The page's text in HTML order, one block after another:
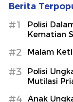
Berita
#1
Polisi
Kematian
#2 Malam
#3
Polisi
Mutilasi
#4
Anak